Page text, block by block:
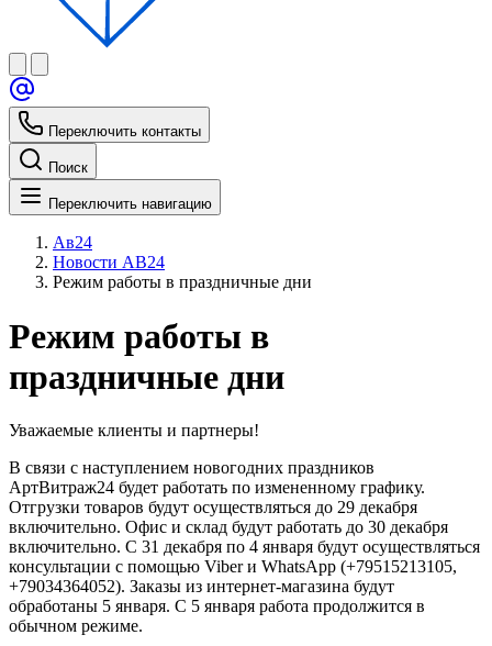
Переключить контакты
Поиск
Переключить навигацию
Ав24
Новости АВ24
Режим работы в праздничные дни
Режим работы в
праздничные дни
Уважаемые клиенты и партнеры!
В связи с наступлением новогодних праздников
АртВитраж24 будет работать по измененному графику.
Отгрузки товаров будут осуществляться до 29 декабря
включительно. Офис и склад будут работать до 30 декабря
включительно. C 31 декабря по 4 января будут осуществляться
консультации с помощью Viber и WhatsApp (+79515213105,
+79034364052). Заказы из интернет-магазина будут
обработаны 5 января. С 5 января работа продолжится в
обычном режиме.